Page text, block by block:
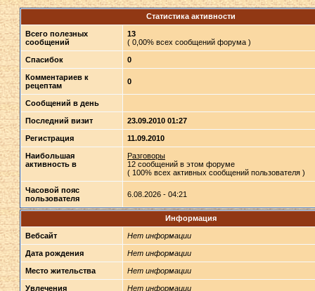
Статистика активности
Всего полезных
сообщений
13
( 0,00% всех сообщений форума )
Спасибок 0
Комментариев к
рецептам
0
Сообщений в день
Последний визит 23.09.2010 01:27
Регистрация 11.09.2010
Наибольшая
активность в
Разговоры
12 сообщений в этом форуме
( 100% всех активных сообщений пользователя )
Часовой пояс
пользователя
6.08.2026 - 04:21
Информация
Вебсайт Нет информации
Дата рождения Нет информации
Место жительства Нет информации
Увлечения Нет информации